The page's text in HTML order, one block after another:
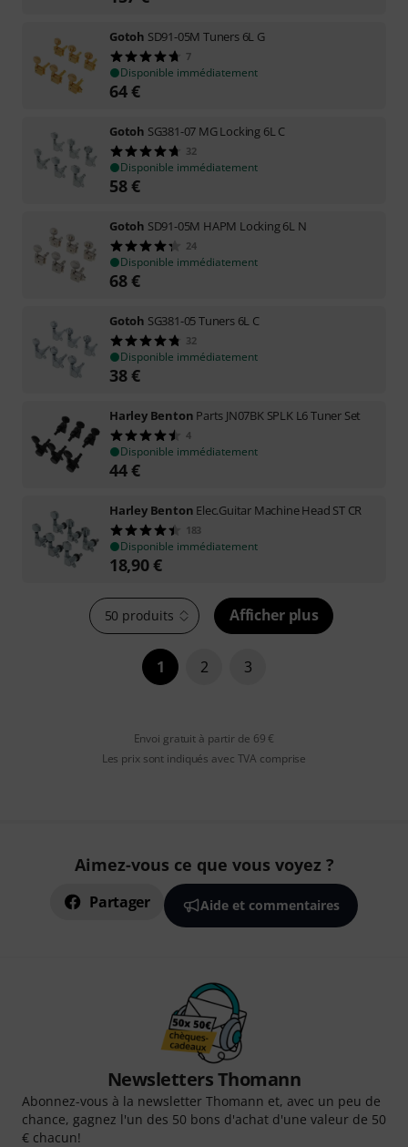
Gotoh SD91-05M Tuners 6L G
7
Disponible immédiatement
64€
Gotoh SG381-07 MG Locking 6L C
32
Disponible immédiatement
58€
Gotoh SD91-05M HAPM Locking 6L N
24
Disponible immédiatement
68€
Gotoh SG381-05 Tuners 6L C
32
Disponible immédiatement
38€
Harley Benton Parts JN07BK SPLK L6 Tuner Set
4
Disponible immédiatement
44€
Harley Benton Elec.Guitar Machine Head ST CR
183
Disponible immédiatement
18,90€
50 produits Afficher plus
1 2 3
Envoi gratuit à partir de 69 €
Les prix sont indiqués avec TVA comprise
Aimez-vous ce que vous voyez ?
Partager Aide et commentaires
Newsletters Thomann
Abonnez-vous à la newsletter Thomann et, avec un peu de
chance, gagnez l'un des 50 bons d'achat d'une valeur de 50
€ chacun!